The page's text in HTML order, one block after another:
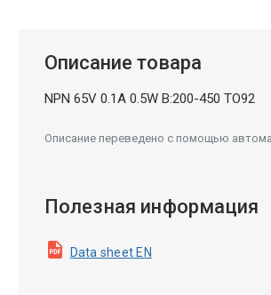
Описание товара
NPN 65V 0.1A 0.5W B:200-450 TO92
Описание переведено с помощью
Полезная информация
Data sheet EN